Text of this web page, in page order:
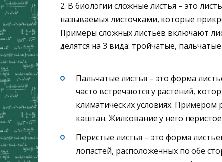
2. В биологии сложные листья – это
называемых листочками, которые
Примеры сложных листьев включают
делятся на 3 вида: тройчатые,
Пальчатые листья – это форма
часто встречаются у растений,
климатических условиях. Примером
каштан. Жилкование у него
Перистые листья – это форма
лопастей, расположенных по обе